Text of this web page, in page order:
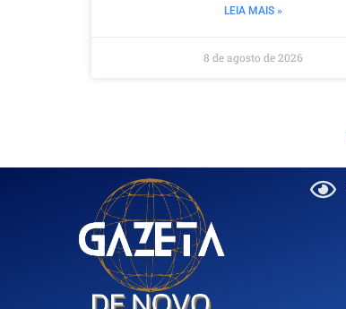
LEIA MAIS »
8 de agosto de 2026